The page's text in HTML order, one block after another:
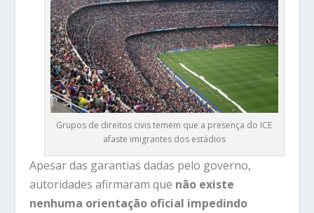
Grupos de direitos civis temem que a presença do ICE
afaste imigrantes dos estádios
Apesar das garantias dadas pelo governo,
autoridades afirmaram que não existe
nenhuma orientação oficial impedindo